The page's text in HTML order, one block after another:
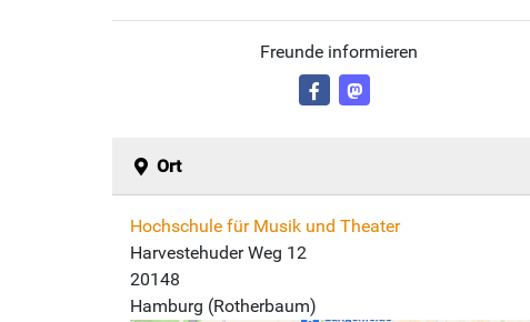
Freunde informieren
Ort
Hochschule für Musik und Theater
Harvestehuder Weg 12
20148
Hamburg (Rotherbaum)